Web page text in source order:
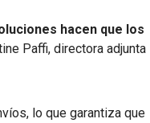
hacen que los
Paffi, directora adjunta
lo que garantiza que